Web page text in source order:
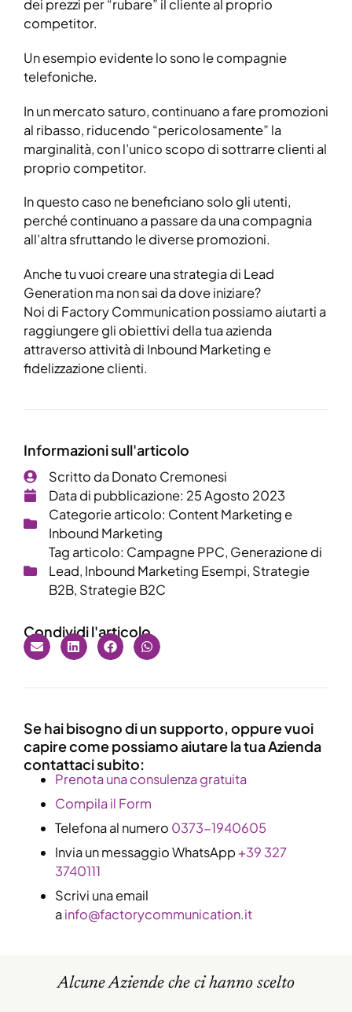
dei prezzi per “rubare” il cliente al proprio
competitor.
Un esempio evidente lo sono le compagnie
telefoniche.
In un mercato saturo, continuano a fare promozioni
al ribasso, riducendo “pericolosamente” la
marginalità, con l’unico scopo di sottrarre clienti al
proprio competitor.
In questo caso ne beneficiano solo gli utenti,
perché continuano a passare da una compagnia
all’altra sfruttando le diverse promozioni.
Anche tu vuoi creare una strategia di Lead
Generation ma non sai da dove iniziare?
Noi di Factory Communication possiamo aiutarti a
raggiungere gli obiettivi della tua azienda
attraverso attività di Inbound Marketing e
fidelizzazione clienti.
Informazioni sull'articolo
Scritto daDonato Cremonesi
Data di pubblicazione: 25 Agosto 2023
Categorie articolo: Content Marketing e
Inbound Marketing
Tag articolo: Campagne PPC, Generazione di
Lead, Inbound Marketing Esempi, Strategie
B2B, Strategie B2C
Condividi l'articolo
Se hai bisogno di un supporto, oppure vuoi
capire come possiamo aiutare la tua Azienda
contattaci subito:
​Prenota una consulenza gratuita
Compila il Form
Telefona al numero 0373-1940605
Invia un messaggio WhatsApp +39 327
3740111
Scrivi una email
ainfo@factorycommunication.it
Alcune Aziende che ci hanno scelto